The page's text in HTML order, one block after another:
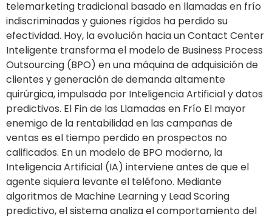
telemarketing tradicional basado en llamadas en frío
indiscriminadas y guiones rígidos ha perdido su
efectividad. Hoy, la evolución hacia un Contact Center
Inteligente transforma el modelo de Business Process
Outsourcing (BPO) en una máquina de adquisición de
clientes y generación de demanda altamente
quirúrgica, impulsada por Inteligencia Artificial y datos
predictivos. El Fin de las Llamadas en Frío El mayor
enemigo de la rentabilidad en las campañas de
ventas es el tiempo perdido en prospectos no
calificados. En un modelo de BPO moderno, la
Inteligencia Artificial (IA) interviene antes de que el
agente siquiera levante el teléfono. Mediante
algoritmos de Machine Learning y Lead Scoring
predictivo, el sistema analiza el comportamiento del